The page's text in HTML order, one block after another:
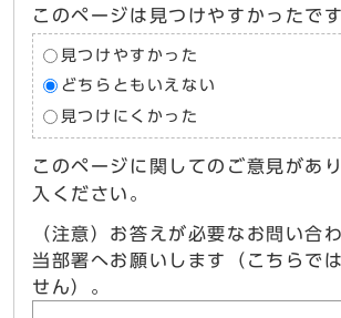
このページは見つけやすかったで
見つけやすかった
どちらともいえない
見つけにくかった
このページに関してのご意見があ
入ください。
（注意）お答えが必要なお問い合
当部署へお願いします（こちらで
せん）。